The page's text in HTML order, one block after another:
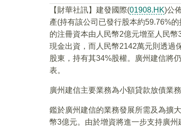
【財華社訊】建發國際(01908.HK)公
產(持有該公司已發行股本約59.76%
的注冊資本由人民幣2億元增至人民
現金出資，而人民幣2142萬元則透過
股東，持有其34%股權。廣州建信將
表。
廣州建信主要業務為小額貸款放債業務
鑑於廣州建信的業務發展所需及為擴
幣3億元。由於增資將進一步支持廣